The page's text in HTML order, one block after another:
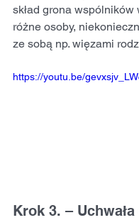
skład grona wspólników
różne osoby,
ze sobą np. więzami
https://youtu.be/
Krok 3. – Uchwała